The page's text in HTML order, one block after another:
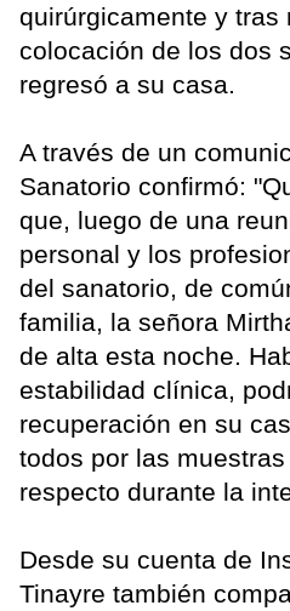
quirúrgicamente y tras
colocación de los dos
regresó a su casa.
A través de un
Sanatorio confirmó:
que, luego de una
personal y los
del sanatorio, de
familia, la señora
de alta esta noche.
estabilidad clínica,
recuperación en su
todos por las
respecto durante la
Desde su cuenta de
Tinayre también